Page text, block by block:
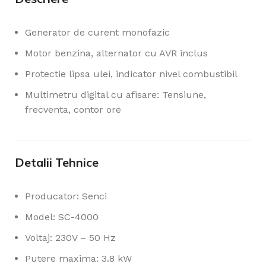
Generator de curent monofazic
Motor benzina, alternator cu AVR inclus
Protectie lipsa ulei, indicator nivel combustibil
Multimetru digital cu afisare: Tensiune,
frecventa, contor ore
Detalii Tehnice
Producator: Senci
Model: SC-4000
Voltaj: 230V – 50 Hz
Putere maxima: 3.8 kW